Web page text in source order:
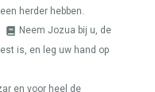
herder hebben.
Neem Jozua bij u, de
is, en leg uw hand op
en voor heel de